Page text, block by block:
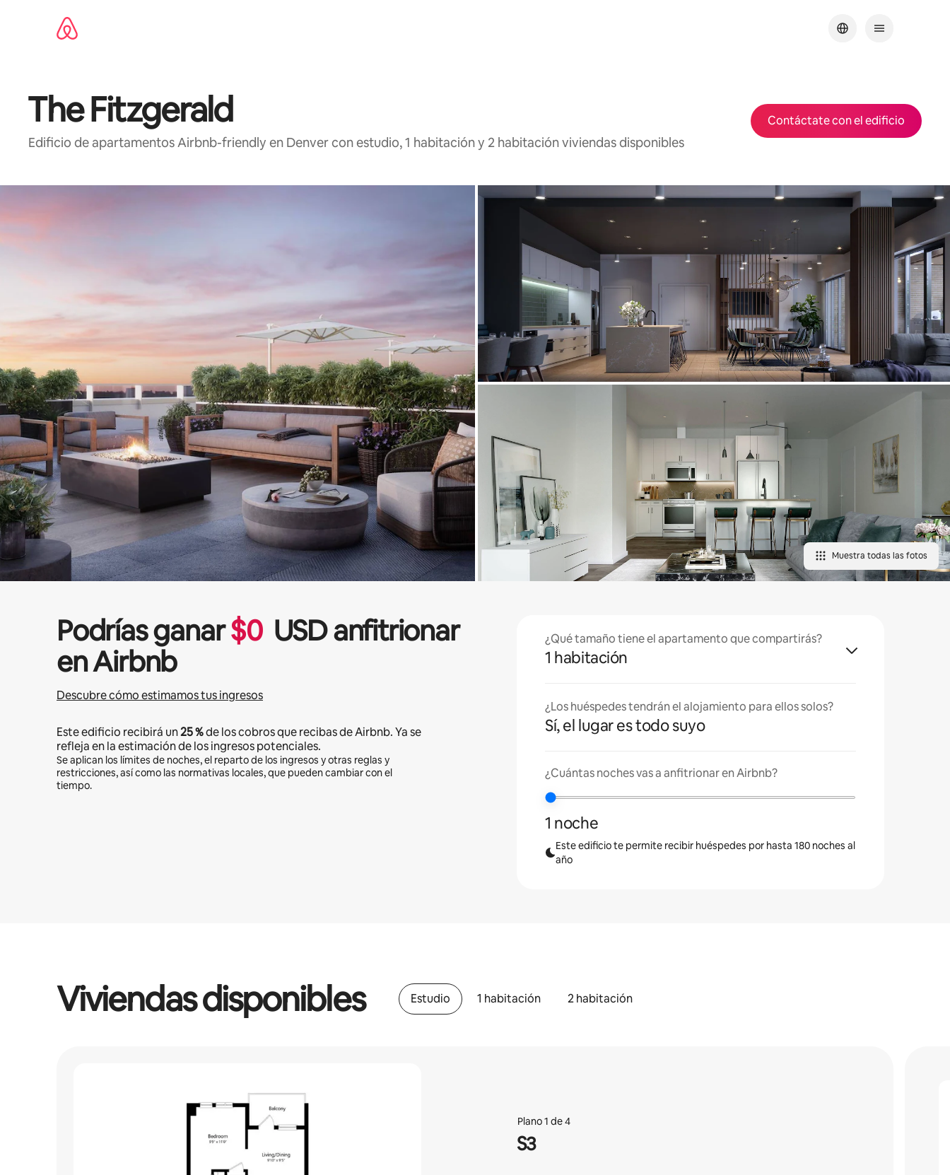
The Fitzgerald
Edificio de apartamentos Airbnb-friendly en Denver con estudio, 1 habitación y 2 habitación viviendas disponibles
Contáctate con el edificio
Muestra todas las fotos
Podrías ganar$0 USDanfitrionar
en Airbnb
Descubre cómo estimamos tus ingresos
Este edificio recibirá un25 %de los cobros que recibas de Airbnb. Ya se
refleja en la estimación de los ingresos potenciales.
Se aplican los límites de noches, el reparto de los ingresos y otras reglas y
restricciones, así como las normativas locales, que pueden cambiar con el
tiempo.
¿Qué tamaño tiene el apartamento que compartirás?
1 habitación
¿Los huéspedes tendrán el alojamiento para ellos solos?
Sí, el lugar es todo suyo
¿Cuántas noches vas a anfitrionar en Airbnb?
1 noche
Este edificio te permite recibir huéspedes por hasta 180 noches al
año
Viviendas disponibles Estudio 1 habitación 2 habitación
Plano 1 de 4
S3